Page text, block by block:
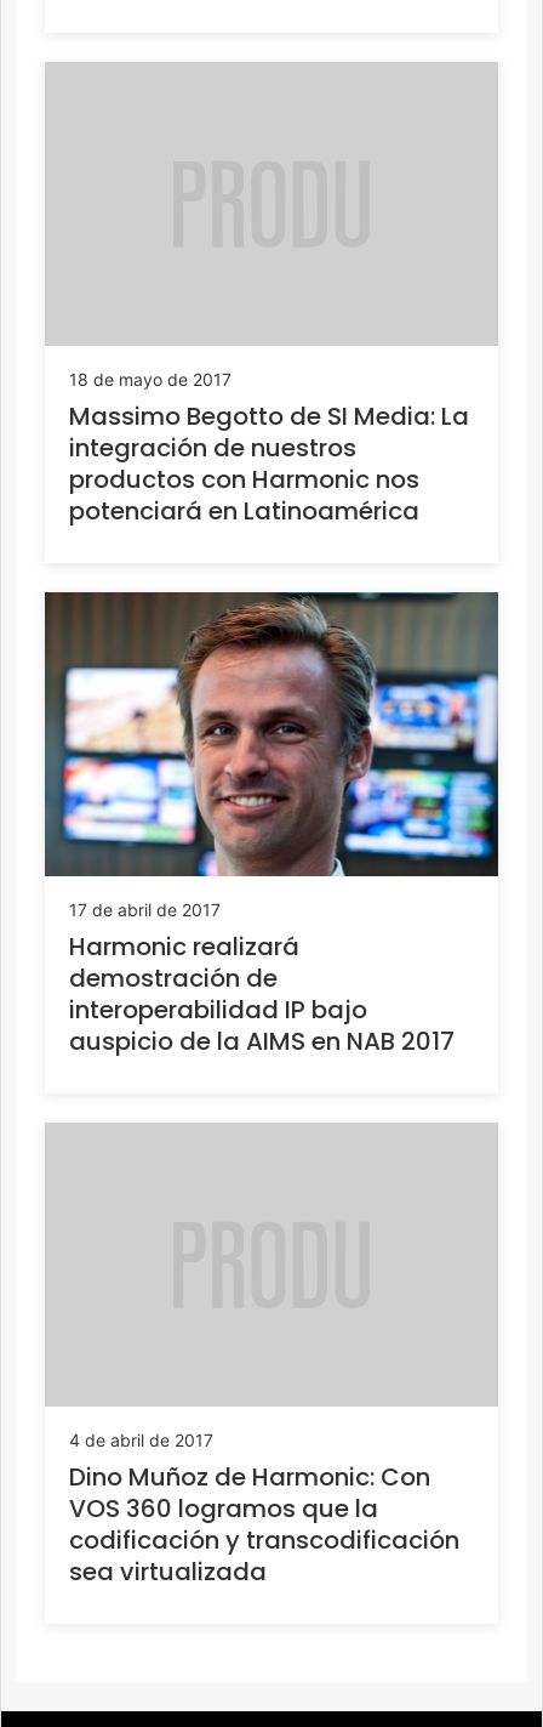
18 de mayo de 2017
Massimo Begotto de SI Media: La
integración de nuestros
productos con Harmonic nos
potenciará en Latinoamérica
17 de abril de 2017
Harmonic realizará
demostración de
interoperabilidad IP bajo
auspicio de la AIMS en NAB 2017
4 de abril de 2017
Dino Muñoz de Harmonic: Con
VOS 360 logramos que la
codificación y transcodificación
sea virtualizada